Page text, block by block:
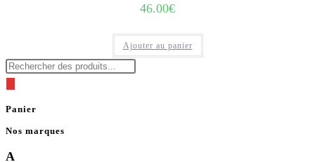
46.00€
Ajouter au panier
Recherche
Panier
Nos marques
A